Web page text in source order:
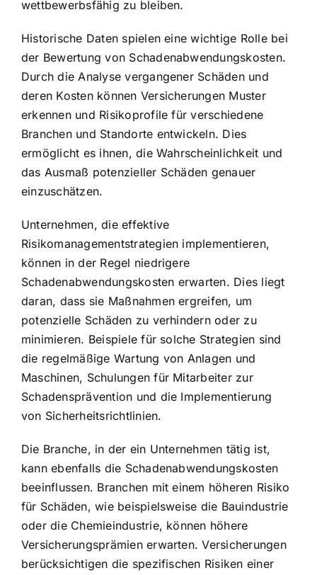
wettbewerbsfähig zu bleiben.
Historische Daten spielen eine wichtige Rolle bei
der Bewertung von Schadenabwendungskosten.
Durch die Analyse vergangener Schäden und
deren Kosten können Versicherungen Muster
erkennen und Risikoprofile für verschiedene
Branchen und Standorte entwickeln. Dies
ermöglicht es ihnen, die Wahrscheinlichkeit und
das Ausmaß potenzieller Schäden genauer
einzuschätzen.
Unternehmen, die effektive
Risikomanagementstrategien implementieren,
können in der Regel niedrigere
Schadenabwendungskosten erwarten. Dies liegt
daran, dass sie Maßnahmen ergreifen, um
potenzielle Schäden zu verhindern oder zu
minimieren. Beispiele für solche Strategien sind
die regelmäßige Wartung von Anlagen und
Maschinen, Schulungen für Mitarbeiter zur
Schadensprävention und die Implementierung
von Sicherheitsrichtlinien.
Die Branche, in der ein Unternehmen tätig ist,
kann ebenfalls die Schadenabwendungskosten
beeinflussen. Branchen mit einem höheren Risiko
für Schäden, wie beispielsweise die Bauindustrie
oder die Chemieindustrie, können höhere
Versicherungsprämien erwarten. Versicherungen
berücksichtigen die spezifischen Risiken einer